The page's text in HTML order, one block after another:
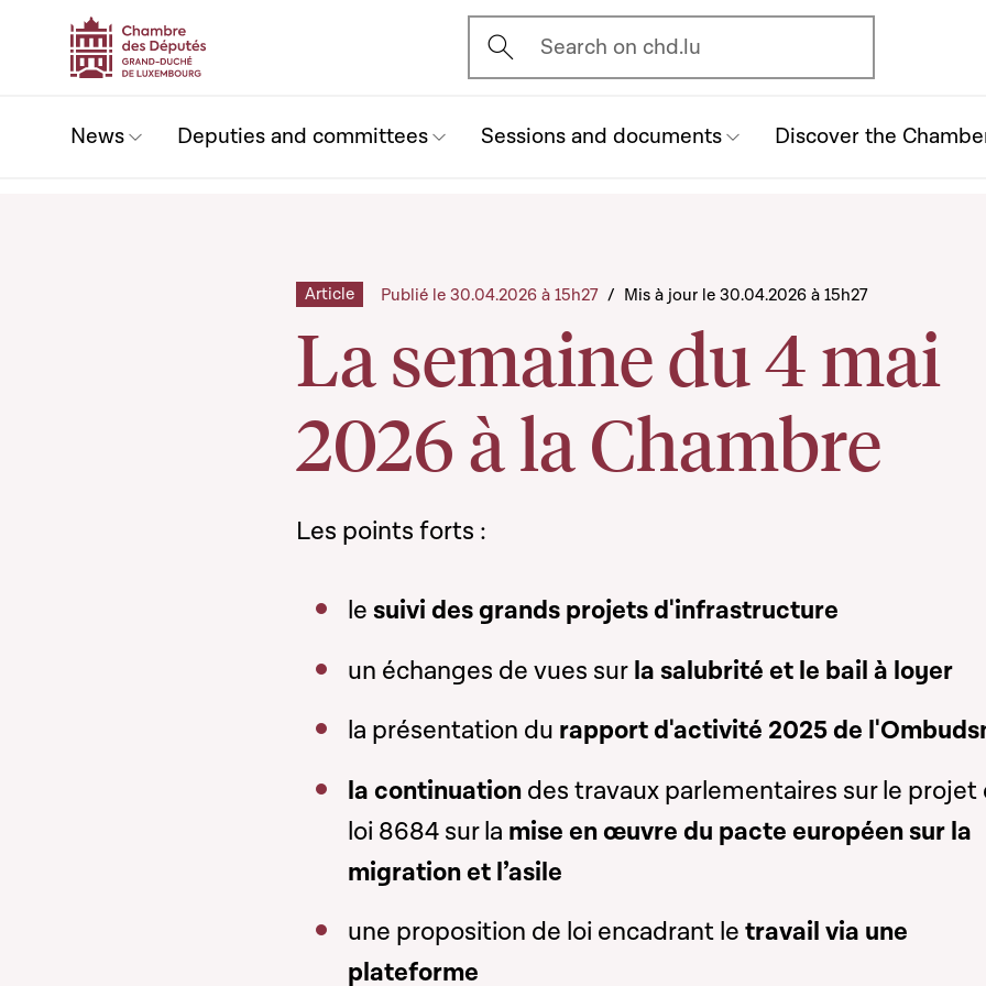
Ouvrir l'écran de recherche
Search on chd.lu
News Deputies and committees Sessions and documents Discover the
La semaine du 4 mai
2026 à la Chambre
Article Publié le 30.04.2026 à 15h27 / Mis à jour le 30.04.2026 à 15h27
Les points forts :
le suivi des grands projets d'infrastructure
un échanges de vues surla salubrité et le bail à loyer
la présentation du rapport d'activité 2025 de
la continuation des travaux parlementaires surle projet
loi 8684 sur la mise en œuvre du pacte européen sur la
migration et l’asile
une proposition de loi encadrant le travail via une
plateforme